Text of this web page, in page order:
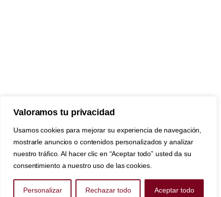
Valoramos tu privacidad
Usamos cookies para mejorar su experiencia de navegación,
mostrarle anuncios o contenidos personalizados y analizar
nuestro tráfico. Al hacer clic en “Aceptar todo” usted da su
consentimiento a nuestro uso de las cookies.
Personalizar Rechazar todo Aceptar todo